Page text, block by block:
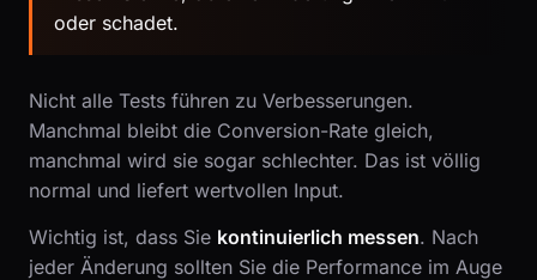
oder schadet.
Nicht alle Tests führen zu Verbesserungen.
Manchmal bleibt die Conversion-Rate gleich,
manchmal wird sie sogar schlechter. Das ist völlig
normal und liefert wertvollen Input.
Wichtig ist, dass Sie kontinuierlich messen. Nach
jeder Änderung sollten Sie die Performance im Auge